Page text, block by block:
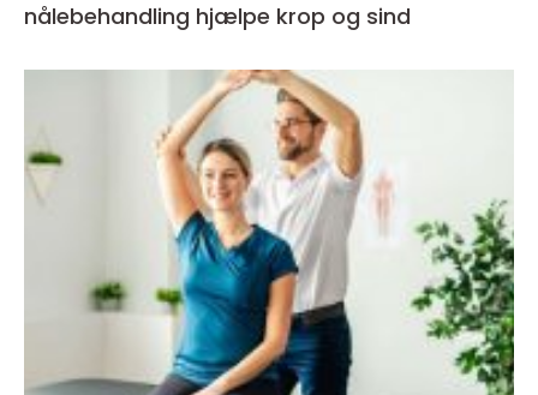
nålebehandling hjælpe krop og sind